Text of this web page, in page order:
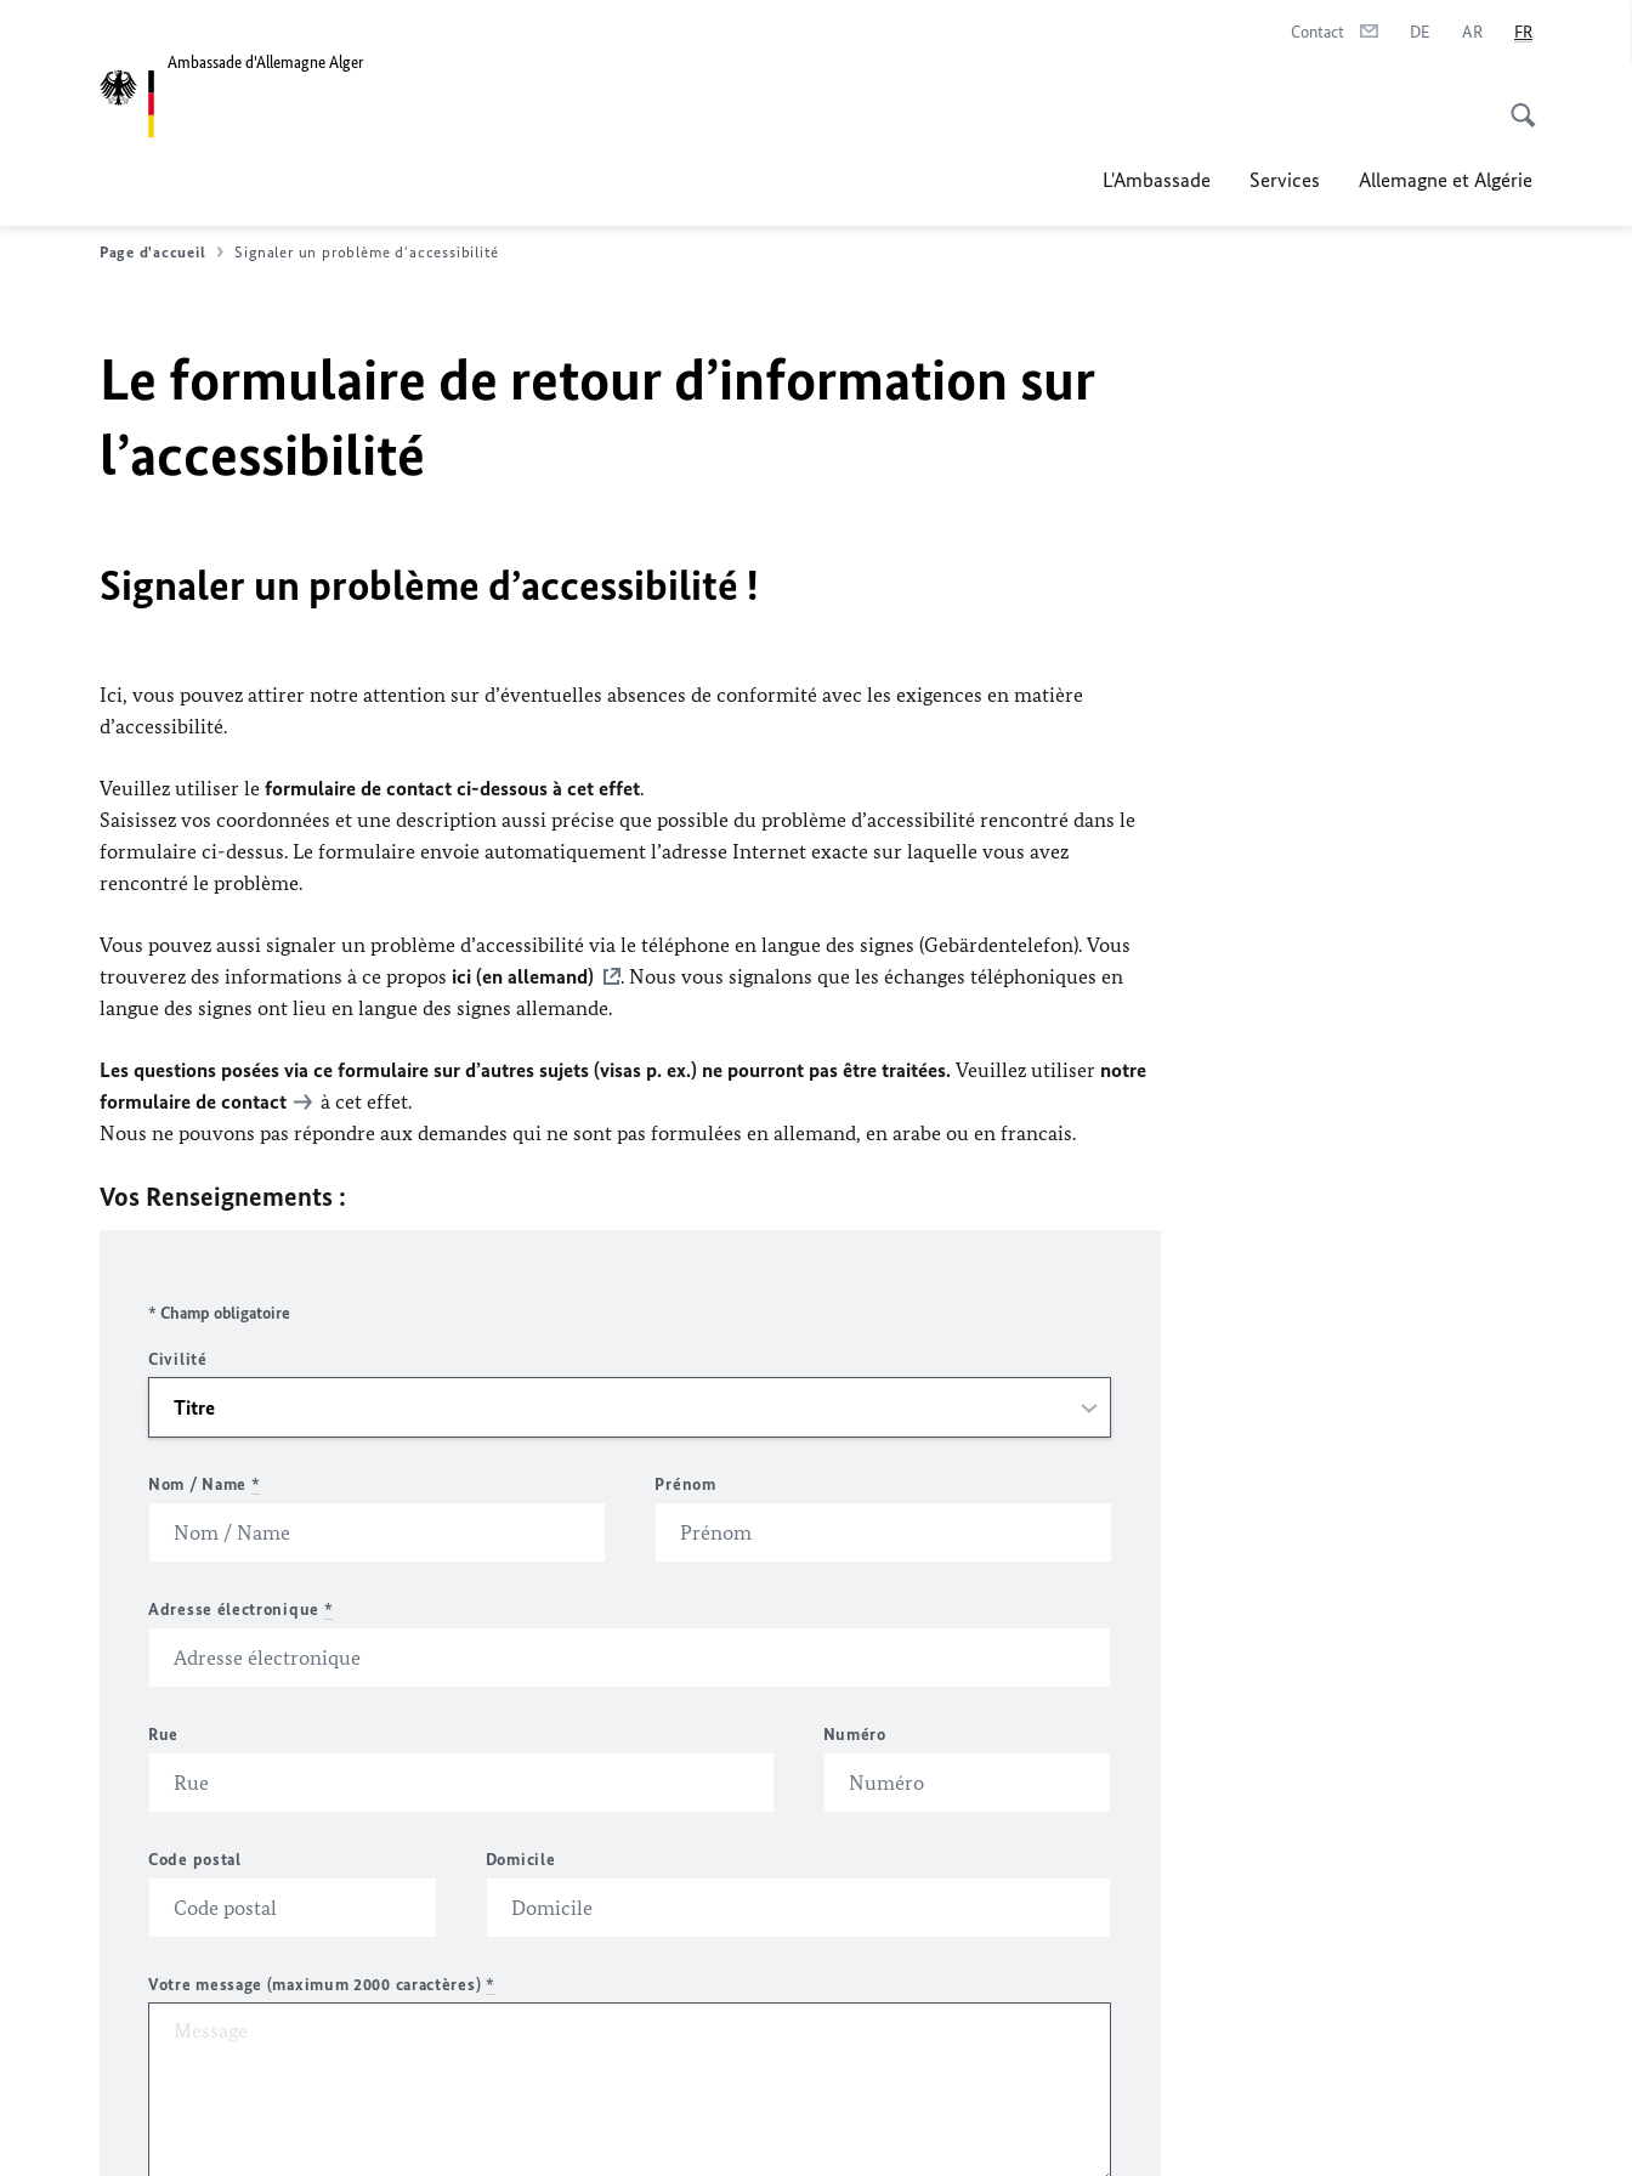
Ambassade d'Allemagne Alger
Contact DE AR FR
L'Ambassade Services Allemagne et Algérie
Page d'accueil Signaler un problème d'accessibilité
Le formulaire de retour d’information sur
l’accessibilité
Signaler un problème d’accessibilité !
Ici, vous pouvez attirer notre attention sur d’éventuelles absences de conformité avec les exigences en matière
d’accessibilité.
Veuillez utiliser le formulaire de contact ci-dessous à cet effet.
Saisissez vos coordonnées et une description aussi précise que possible du problème d’accessibilité rencontré dans le
formulaire ci-dessus. Le formulaire envoie automatiquement l’adresse Internet exacte sur laquelle vous avez
rencontré le problème.
Vous pouvez aussi signaler un problème d’accessibilité via le téléphone en langue des signes (Gebärdentelefon). Vous
trouverez des informations à ce propos ici (en allemand)
. Nous vous signalons que les échanges téléphoniques en
langue des signes ont lieu en langue des signes allemande.
Les questions posées via ce formulaire sur d’autres sujets (visas p. ex.) ne pourront pas être traitées. Veuillez utiliser notre
formulaire de contact
à cet effet.
Nous ne pouvons pas répondre aux demandes qui ne sont pas formulées en allemand, en arabe ou en francais.
Vos Renseignements :
* Champ obligatoire
Civilité
Nom / Name * Prénom
Adresse électronique *
Rue Numéro
Code postal Domicile
Votre message (maximum 2000 caractères) *